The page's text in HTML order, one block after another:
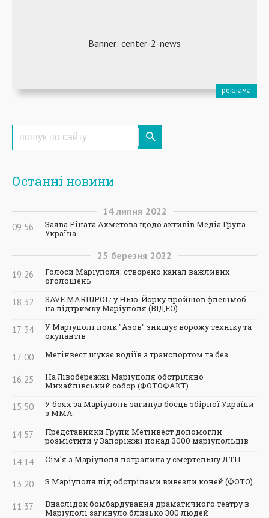
Останні новини
14 липня 2022
09:56
Заява Ріната Ахметова щодо активів Медіа Група
Україна
25 березня 2022
19:26
Голоси Маріуполя: створено канал важливих
оголошень
18:32
SAVE MARIUPOL: у Нью-Йорку пройшов флешмоб
на підтримку Маріуполя (ВІДЕО)
17:34
У Маріуполі полк "Азов" знищує ворожу техніку та
окупантів
17:00 Метінвест шукає водіїв з транспортом та без
16:25
На Лівобережжі Маріуполя обстріляно
Михайлівський собор (ФОТОФАКТ)
15:50
У боях за Маріуполь загинув боєць збірної України
з ММА
14:57
Представники Групи Метінвест допомогли
розмістити у Запоріжжі понад 3000 маріупольців
14:14 Сім'я з Маріуполя потрапила у смертельну ДТП
13:20 З Маріуполя під обстрілами вивезли коней (ФОТО)
11:37
Внаслідок бомбардування драматичного театру в
Маріуполі загинуло близько 300 людей